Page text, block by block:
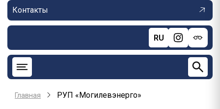
Контакты
RU
Главная РУП «Могилевэнерго»